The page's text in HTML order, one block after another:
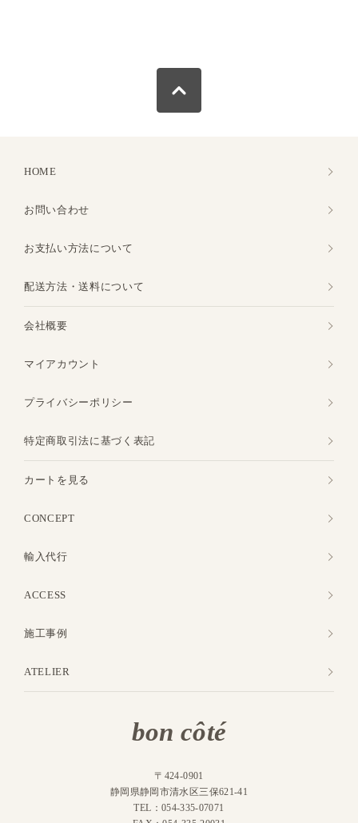
HOME
お問い合わせ
お支払い方法について
配送方法・送料について
会社概要
マイアカウント
プライバシーポリシー
特定商取引法に基づく表記
カートを見る
CONCEPT
輸入代行
ACCESS
施工事例
ATELIER
bon côté
〒424-0901
静岡県静岡市清水区三保621-41
TEL：054-335-07071